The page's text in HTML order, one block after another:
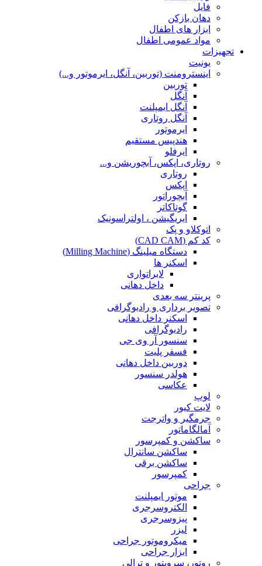
فایل
دهان بازکن
ابزار های اطفال
مواد عمومی اطفال
تجهیزات
یونیت
اینسترومنت (توربین، آنگل، ایرموتور و...)
توربین
آنگل
آنگل ایمپلنت
آنگل روتاری
ایرموتور
هندپیس مستقیم
ایرفلو
روتاری، اپکس، آبچوریشن و...
روتاری
اپکس
آبچوراتور
گوتاکاتر
ایریگیشن ، اولتراسونیک
اتوکلاو و پک
کد کم (CAD CAM)
دستگاه میلینگ (Milling Machine)
اسکنر ها
لابراتواری
داخل دهانی
پرینتر سه بعدی
تصویر برداری و رادیوگرافی
اسکنر داخل دهانی
رادیوگرافی
سنسور آر وی جی
فسفر پلیت
دوربین داخل دهانی
هولدر سنسور
عکاسی
لوپ
لایت کیور
جرمگیر و واترجت
آمالگاماتور
ساکشن و کمپرسور
ساکشن سانترال
ساکشن برقی
کمپرسور
جراحی
موتور ایمپلنت
الکتروسرجری
پیزوسرجری
لیزر
میکروموتور جراحی
ابزار جراحی
روتور، سرویتور و ترالی